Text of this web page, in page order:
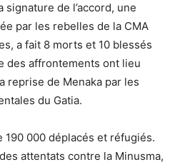
signature de l’accord, une
par les rebelles de la CMA
a fait 8 morts et 10 blessés
des affrontements ont lieu
reprise de Menaka par les
du Gatia.
190 000 déplacés et réfugiés.
des attentats contre la Minusma,